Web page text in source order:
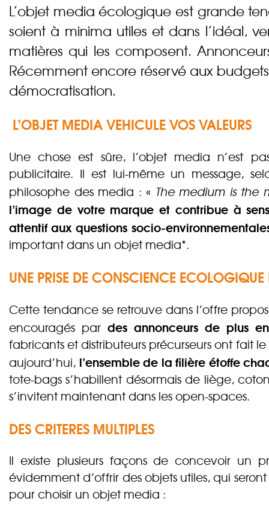
L’objet media écologique est grande
soient à minima utiles et dans l’idéal,
matières qui les composent.
Récemment encore réservé aux
démocratisation.
L’OBJET MEDIA VEHICULE VOS VALEURS
Une chose est sûre, l’objet media n’est
publicitaire. Il est lui-même un message,
philosophe des media : « The medium is the
l’image de votre marque et contribue à
attentif aux questions socio-
important dans un objet media*.
UNE PRISE DE CONSCIENCE ECOLOGIQUE
Cette tendance se retrouve dans l’offre
encouragés par des annonceurs de plus
fabricants et distributeurs précurseurs ont fait
aujourd’hui, l’ensemble de la filière étoffe
tote-bags s’habillent désormais de liège,
s’invitent maintenant dans les open-spaces.
DES CRITERES MULTIPLES
Il existe plusieurs façons de concevoir un
évidemment d’offrir des objets utiles, qui
pour choisir un objet media :